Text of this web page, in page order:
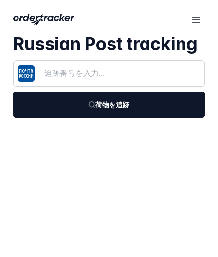
Russian Post tracking
荷物を追跡